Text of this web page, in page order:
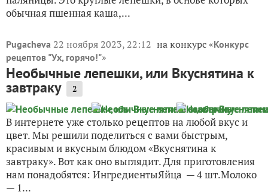
обычная пшенная каша,...
Pugacheva 22 ноября 2023, 22:12 на конкурс «Конкурс
рецептов "Ух, горячо!"»
Необычные лепешки, или Вкуснятина к
завтраку 2
В интернете уже столько рецептов на любой вкус и
цвет. Мы решили поделиться с вами быстрым,
красивым и вкусным блюдом «Вкуснятина к
завтраку». Вот как оно выглядит. Для приготовления
нам понадобятся: ИнгредиентыЯйца — 4 шт.Молоко
— 1...